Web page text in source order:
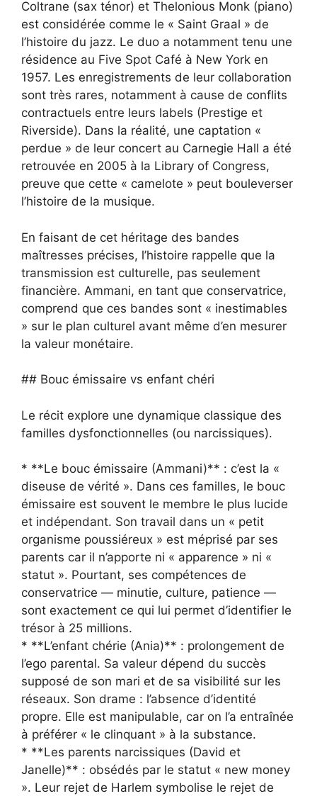
Coltrane (sax ténor) et Thelonious Monk (piano)
est considérée comme le « Saint Graal » de
l’histoire du jazz. Le duo a notamment tenu une
résidence au Five Spot Café à New York en
1957. Les enregistrements de leur collaboration
sont très rares, notamment à cause de conflits
contractuels entre leurs labels (Prestige et
Riverside). Dans la réalité, une captation «
perdue » de leur concert au Carnegie Hall a été
retrouvée en 2005 à la Library of Congress,
preuve que cette « camelote » peut bouleverser
l’histoire de la musique.
En faisant de cet héritage des bandes
maîtresses précises, l’histoire rappelle que la
transmission est culturelle, pas seulement
financière. Ammani, en tant que conservatrice,
comprend que ces bandes sont « inestimables
» sur le plan culturel avant même d’en mesurer
la valeur monétaire.
## Bouc émissaire vs enfant chéri
Le récit explore une dynamique classique des
familles dysfonctionnelles (ou narcissiques).
* **Le bouc émissaire (Ammani)** : c’est la «
diseuse de vérité ». Dans ces familles, le bouc
émissaire est souvent le membre le plus lucide
et indépendant. Son travail dans un « petit
organisme poussiéreux » est méprisé par ses
parents car il n’apporte ni « apparence » ni «
statut ». Pourtant, ses compétences de
conservatrice — minutie, culture, patience —
sont exactement ce qui lui permet d’identifier le
trésor à 25 millions.
* **L’enfant chérie (Ania)** : prolongement de
l’ego parental. Sa valeur dépend du succès
supposé de son mari et de sa visibilité sur les
réseaux. Son drame : l’absence d’identité
propre. Elle est manipulable, car on l’a entraînée
à préférer « le clinquant » à la substance.
* **Les parents narcissiques (David et
Janelle)** : obsédés par le statut « new money
». Leur rejet de Harlem symbolise le rejet de